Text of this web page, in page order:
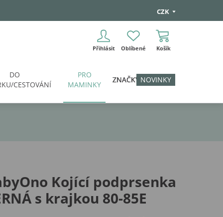
CZK
Přihlásit Oblíbené Košík
DO
CESTOVÁNÍ
PRO
MAMINKY
ZNAČKY NOVINKY
Kojící podprsenka
s krajkou 80-85E